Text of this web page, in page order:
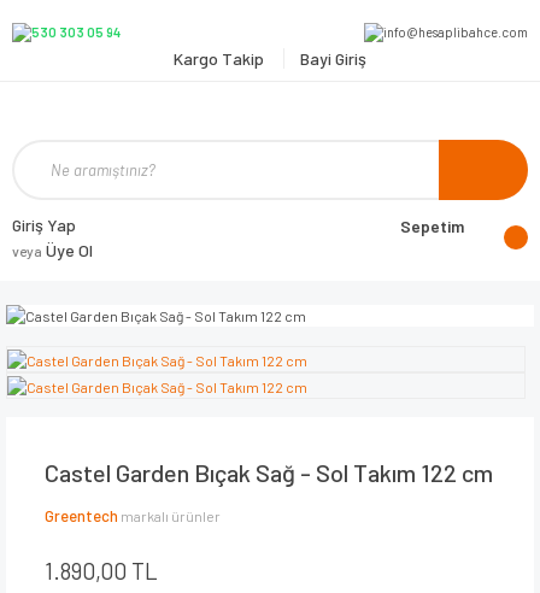
Kargo Takip Bayi Giriş
Giriş Yap
veya Üye Ol
Sepetim
Castel Garden Bıçak Sağ - Sol Takım 122 cm
Greentech markalı ürünler
1.890,00 TL